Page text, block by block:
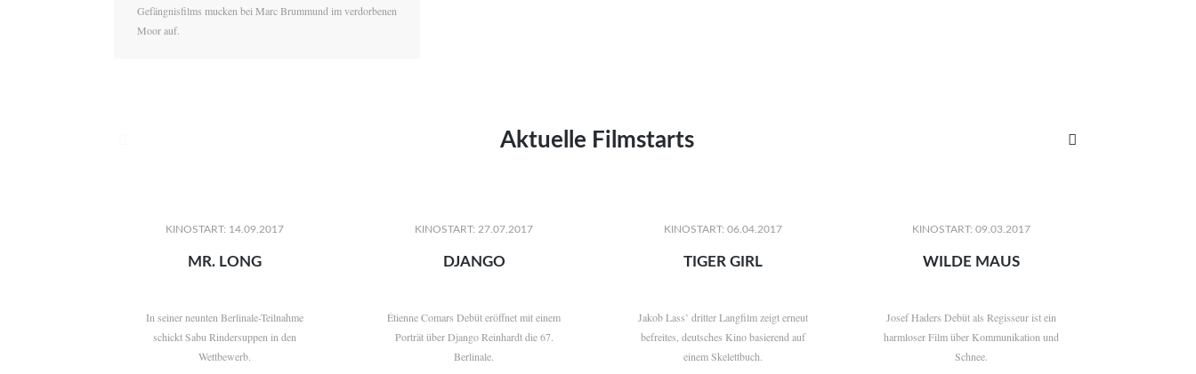
Gefängnisfilms mucken bei Marc Brummund im verdorbenen
Moor auf.
Aktuelle Filmstarts 
KINOSTART: 14.09.2017
MR. LONG
In seiner neunten Berlinale-Teilnahme
schickt Sabu Rindersuppen in den
Wettbewerb.
KINOSTART: 27.07.2017
DJANGO
Étienne Comars Debüt eröffnet mit einem
Porträt über Django Reinhardt die 67.
Berlinale.
KINOSTART: 06.04.2017
TIGER GIRL
Jakob Lass’ dritter Langfilm zeigt erneut
befreites, deutsches Kino basierend auf
einem Skelettbuch.
KINOSTART: 09.03.2017
WILDE MAUS
Josef Haders Debüt als Regisseur ist ein
harmloser Film über Kommunikation und
Schnee.